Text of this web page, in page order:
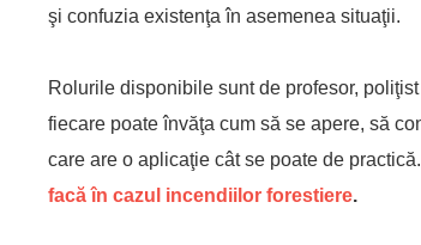
şi confuzia existenţa în asemenea situaţii.
Rolurile disponibile sunt de profesor,
fiecare poate învăţa cum să se apere, să
care are o aplicaţie cât se poate de
facă în cazul incendiilor forestiere.